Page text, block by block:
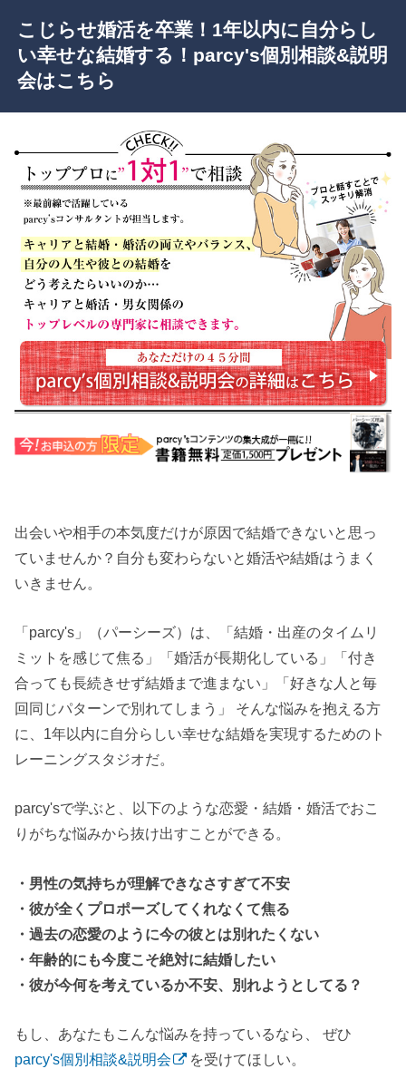
こじらせ婚活を卒業！1年以内に自分らし
い幸せな結婚する！parcy's個別相談&説明
会はこちら
出会いや相手の本気度だけが原因で結婚できないと思っ
ていませんか？自分も変わらないと婚活や結婚はうまく
いきません。
「parcy's」（パーシーズ）は、「結婚・出産のタイムリ
ミットを感じて焦る」「婚活が長期化している」「付き
合っても長続きせず結婚まで進まない」「好きな人と毎
回同じパターンで別れてしまう」 そんな悩みを抱える方
に、1年以内に自分らしい幸せな結婚を実現するためのト
レーニングスタジオだ。
parcy'sで学ぶと、以下のような恋愛・結婚・婚活でおこ
りがちな悩みから抜け出すことができる。
・男性の気持ちが理解できなさすぎて不安
・彼が全くプロポーズしてくれなくて焦る
・過去の恋愛のように今の彼とは別れたくない
・年齢的にも今度こそ絶対に結婚したい
・彼が今何を考えているか不安、別れようとしてる？
もし、あなたもこんな悩みを持っているなら、 ぜひ
parcy's個別相談&説明会
を受けてほしい。